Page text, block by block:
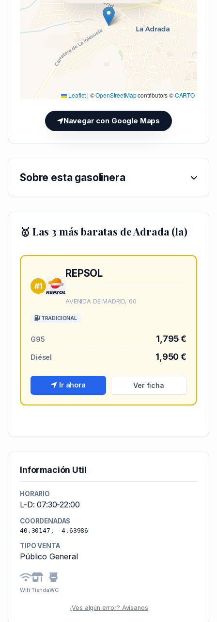
Cargando mapa (V7 Inline)...
Leaflet | ©OpenStreetMapcontributors ©CARTO
Navegar con Google Maps
Sobre esta gasolinera
🥇 Las 3 más baratas de Adrada (la)
#1
REPSOL
AVENIDA DE MADRID, 60
TRADICIONAL
G95 1,795 €
Diésel 1,950 €
Ir ahora Ver ficha
Información Util
HORARIO
L-D: 07:30-22:00
COORDENADAS
40.30147, -4.63986
TIPO VENTA
Público General
Wifi TiendaWC
¿Ves algún error? Avísanos